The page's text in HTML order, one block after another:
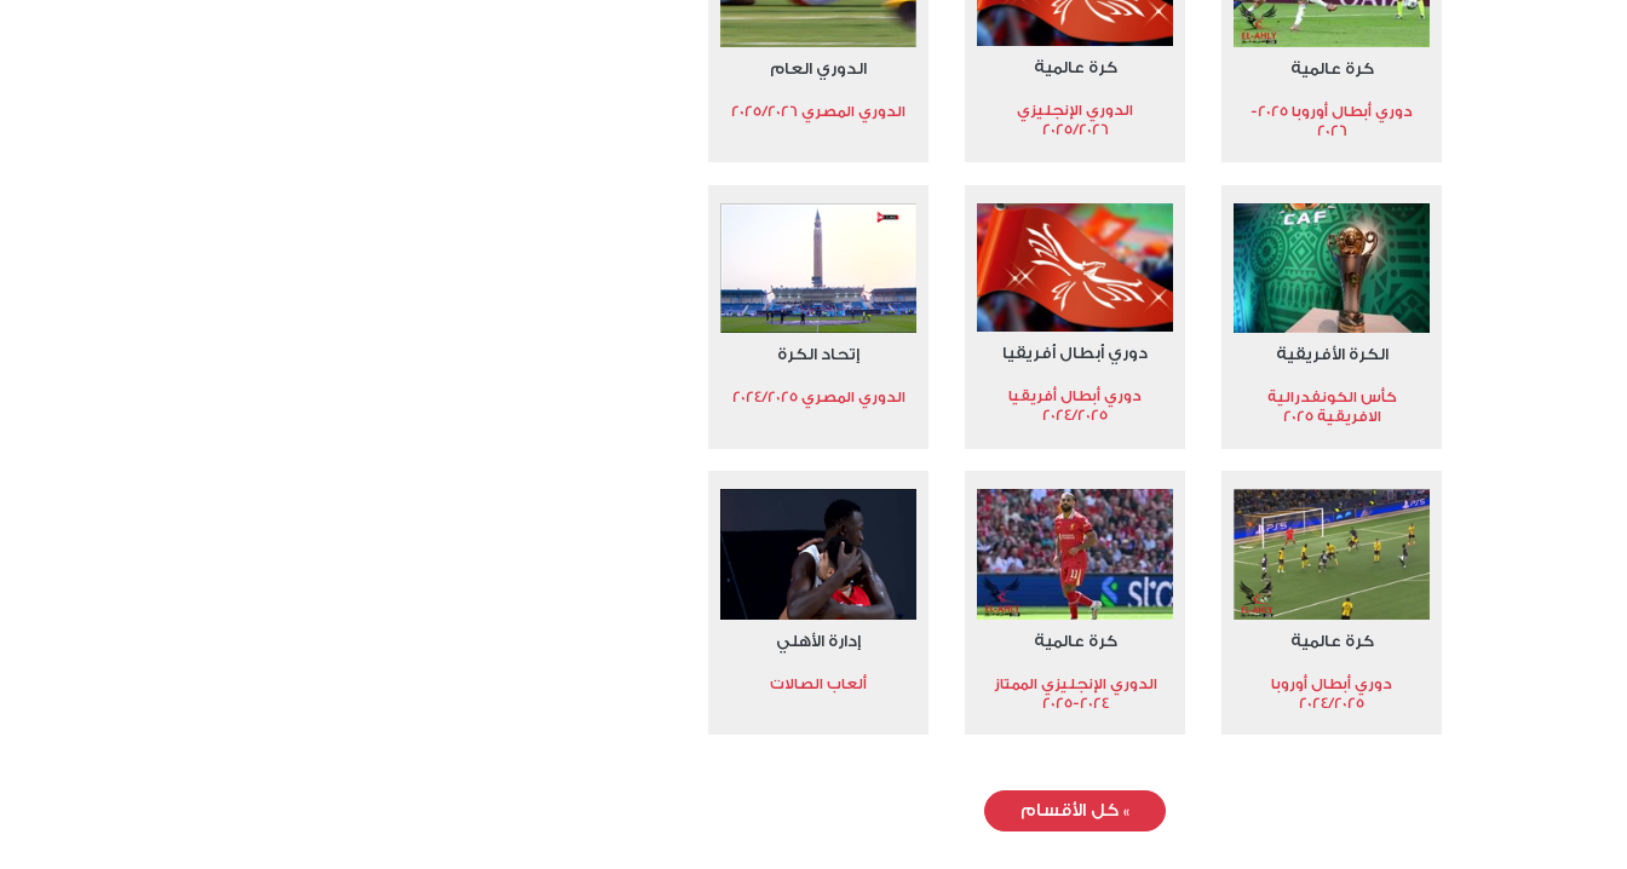
كرة عالمية
دوري أبطال أوروبا 2025-
2026
كرة عالمية
الدوري الإنجليزي
2025/2026
الدوري العام
الدوري المصري 2025/2026
الكرة الأفريقية
كأس الكونفدرالية
الافريقية 2025
دوري أبطال أفريقيا
دوري أبطال أفريقيا
2024/2025
إتحاد الكرة
الدوري المصري 2024/2025
كرة عالمية
دوري أبطال أوروبا
2024/2025
كرة عالمية
الدوري الإنجليزي الممتاز
2024-2025
إدارة الأهلي
ألعاب الصالات
»كل الأقسام